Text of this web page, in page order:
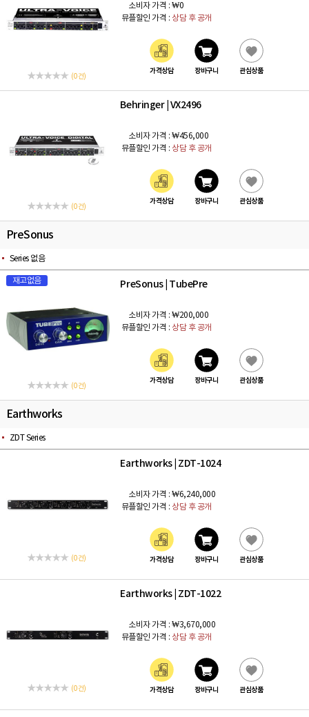
(0 건)
소비자 가격 : ₩0
뮤플할인 가격 : 상담 후 공개
가격상담 장바구니 관심상품
(0 건)
Behringer VX2496
소비자 가격 : ₩456,000
뮤플할인 가격 : 상담 후 공개
가격상담 장바구니 관심상품
PreSonus
Series 없음
재고없음
(0 건)
PreSonus TubePre
소비자 가격 : ₩200,000
뮤플할인 가격 : 상담 후 공개
가격상담 장바구니 관심상품
Earthworks
ZDT Series
(0 건)
Earthworks ZDT-1024
소비자 가격 : ₩6,240,000
뮤플할인 가격 : 상담 후 공개
가격상담 장바구니 관심상품
(0 건)
Earthworks ZDT-1022
소비자 가격 : ₩3,670,000
뮤플할인 가격 : 상담 후 공개
가격상담 장바구니 관심상품